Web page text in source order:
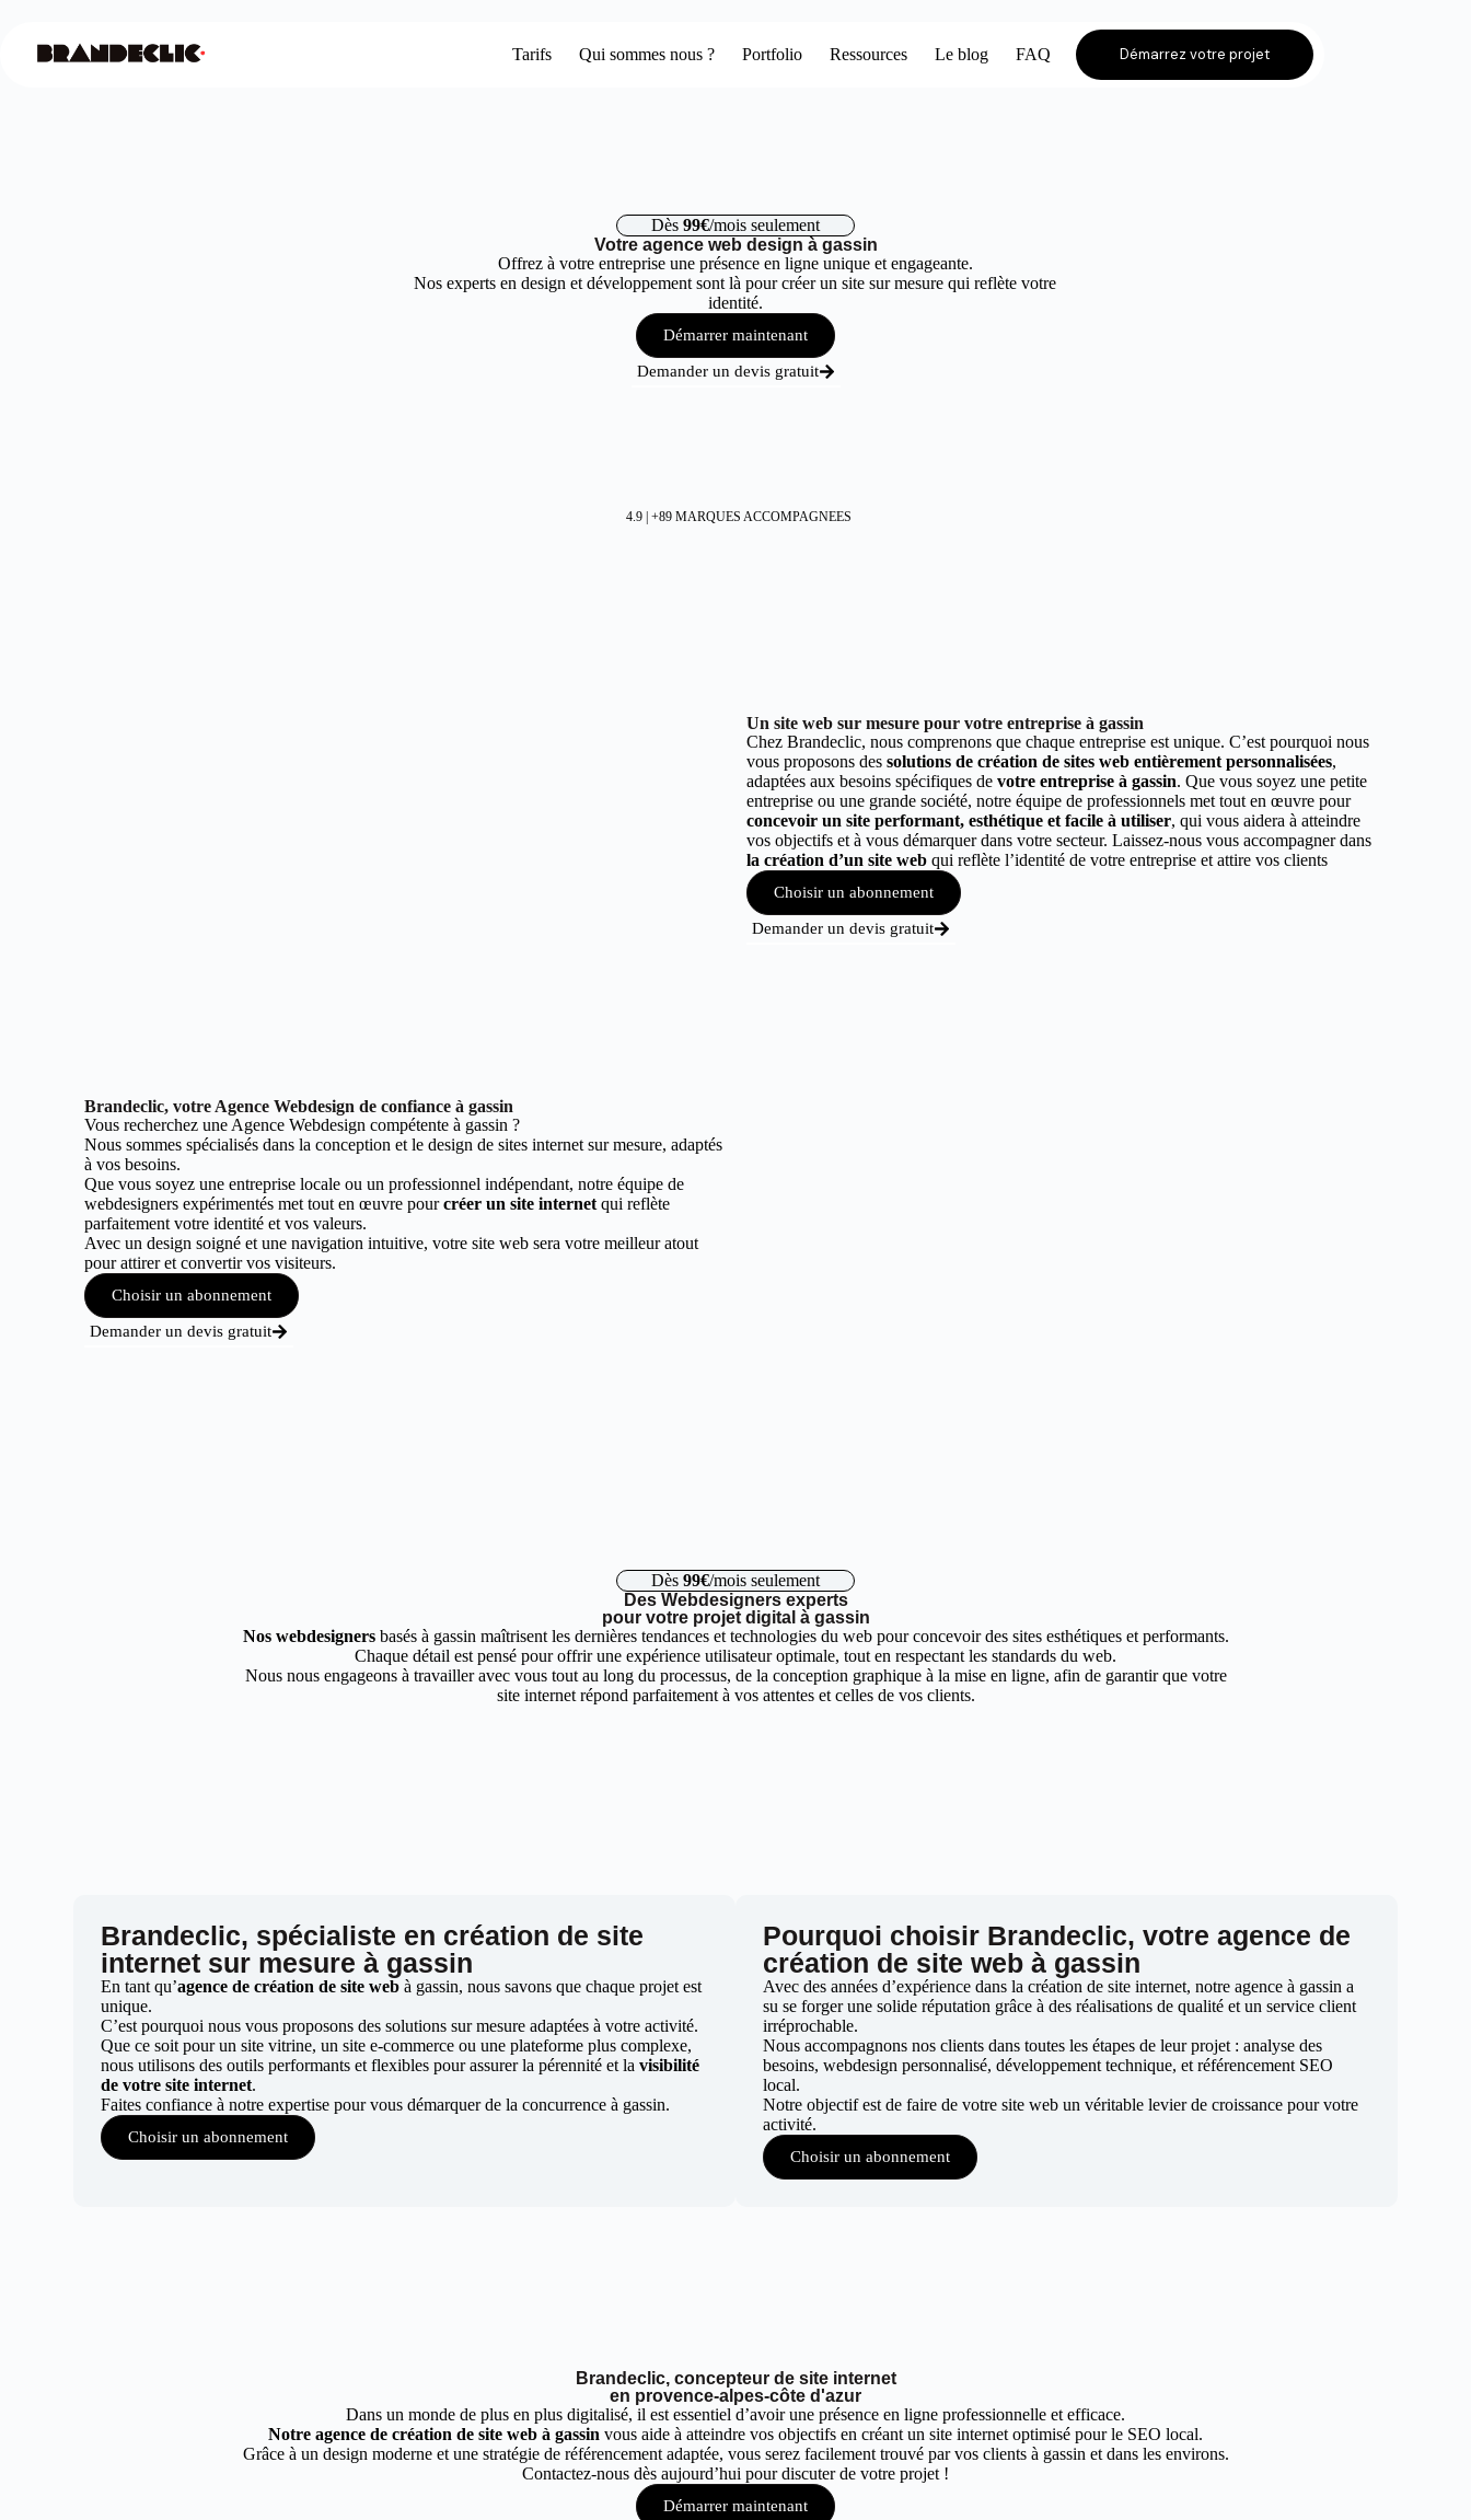
Tarifs Qui sommes nous ? Portfolio Ressources Le blog FAQ Démarrez votre projet
Dès 99€/mois seulement
Votre agence web design à gassin
Offrez à votre entreprise une présence en ligne unique et engageante.
Nos experts en design et développement sont là pour créer un site sur mesure qui reflète votre
identité.
Démarrer maintenant
Demander un devis gratuit
4.9 | +89 MARQUES ACCOMPAGNEES
Un site web sur mesure pour votre entreprise à gassin
Chez Brandeclic, nous comprenons que chaque entreprise est unique. C’est pourquoi nous
vous proposons des solutions de création de sites web entièrement personnalisées,
adaptées aux besoins spécifiques de votre entreprise à gassin. Que vous soyez une petite
entreprise ou une grande société, notre équipe de professionnels met tout en œuvre pour
concevoir un site performant, esthétique et facile à utiliser, qui vous aidera à atteindre
vos objectifs et à vous démarquer dans votre secteur. Laissez-nous vous accompagner dans
la création d’un site web qui reflète l’identité de votre entreprise et attire vos clients
Choisir un abonnement
Demander un devis gratuit
Brandeclic, votre Agence Webdesign de confiance à gassin
Vous recherchez une Agence Webdesign compétente à gassin ?
Nous sommes spécialisés dans la conception et le design de sites internet sur mesure, adaptés
à vos besoins.
Que vous soyez une entreprise locale ou un professionnel indépendant, notre équipe de
webdesigners expérimentés met tout en œuvre pourcréer un site internetqui reflète
parfaitement votre identité et vos valeurs.
Avec un design soigné et une navigation intuitive, votre site web sera votre meilleur atout
pour attirer et convertir vos visiteurs.
Choisir un abonnement
Demander un devis gratuit
Dès 99€/mois seulement
Des Webdesigners experts
pour votre projet digital à gassin
Nos webdesignersbasés à gassin maîtrisent les dernières tendances et technologies du web pour concevoir des sites esthétiques et performants.
Chaque détail est pensé pour offrir une expérience utilisateur optimale, tout en respectant les standards du web.
Nous nous engageons à travailler avec vous tout au long du processus, de la conception graphique à la mise en ligne, afin de garantir que votre
site internet répond parfaitement à vos attentes et celles de vos clients.
Brandeclic, spécialiste en création de site
internet sur mesure à gassin
En tant qu’agence de création de site web à gassin, nous savons que chaque projet est
unique.
C’est pourquoi nous vous proposons des solutions sur mesure adaptées à votre activité.
Que ce soit pour un site vitrine, un site e-commerce ou une plateforme plus complexe,
nous utilisons des outils performants et flexibles pour assurer la pérennité et lavisibilité
de votre site internet.
Faites confiance à notre expertise pour vous démarquer de la concurrence à gassin.
Choisir un abonnement
Pourquoi choisir Brandeclic, votre agence de
création de site web à gassin
Avec des années d’expérience dans la création de site internet, notre agence à gassin a
su se forger une solide réputation grâce à des réalisations de qualité et un service client
irréprochable.
Nous accompagnons nos clients dans toutes les étapes de leur projet : analyse des
besoins, webdesign personnalisé, développement technique, et référencement SEO
local.
Notre objectif est de faire de votre site web un véritable levier de croissance pour votre
activité.
Choisir un abonnement
Brandeclic, concepteur de site internet
en provence-alpes-côte d'azur
Dans un monde de plus en plus digitalisé, il est essentiel d’avoir une présence en ligne professionnelle et efficace.
Notre agence de création de site web à gassin vous aide à atteindre vos objectifs en créant un site internet optimisé pour le SEO local.
Grâce à un design moderne et une stratégie de référencement adaptée, vous serez facilement trouvé par vos clients à gassin et dans les environs.
Contactez-nous dès aujourd’hui pour discuter de votre projet !
Démarrer maintenant